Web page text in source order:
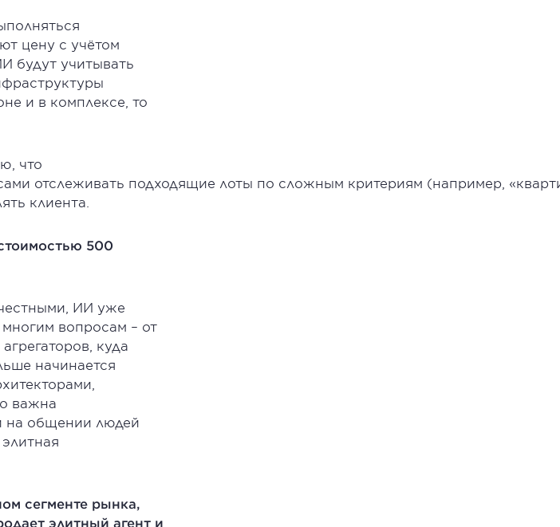
цену с учётом
будут учитывать
и в комплексе, то
что
отслеживать подходящие лоты по сложным критериям (например,
клиента.
500
ИИ уже
вопросам – от
куда
начинается
важна
на общении людей
сегменте рынка,
элитный агент и